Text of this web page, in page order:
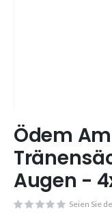
to
the
beginning
of
the
images
Ödem
Augen -
Seien Sie